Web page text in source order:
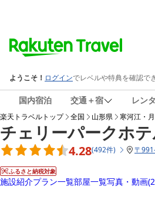
国内宿泊 交通＋宿 レン
楽天トラベルトップ 全国 山形県 寒河江・
チェリーパークホ
4.28(492件) 〒
ふるさと納税対象
施設紹介プラン一覧部屋一覧写真・動画